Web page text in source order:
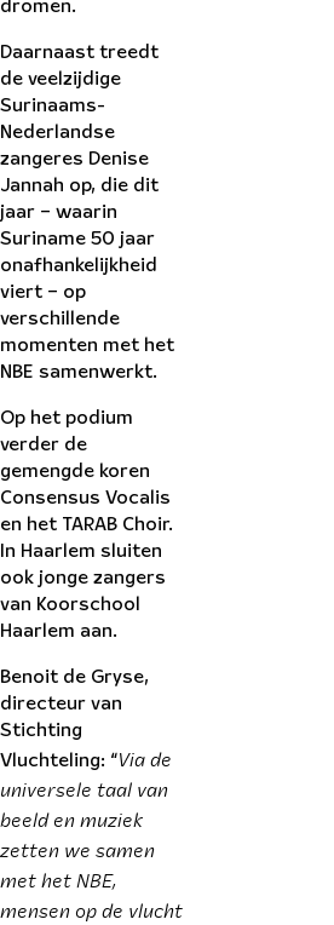
dromen.
Daarnaast treedt
de veelzijdige
Surinaams-
Nederlandse
zangeres Denise
Jannah op, die dit
jaar – waarin
Suriname 50 jaar
onafhankelijkheid
viert – op
verschillende
momenten met het
NBE samenwerkt.
Op het podium
verder de
gemengde koren
Consensus Vocalis
en het TARAB Choir.
In Haarlem sluiten
ook jonge zangers
van Koorschool
Haarlem aan.
Benoit de Gryse,
directeur van
Stichting
Vluchteling: “Via de
universele taal van
beeld en muziek
zetten we samen
met het NBE,
mensen op de vlucht